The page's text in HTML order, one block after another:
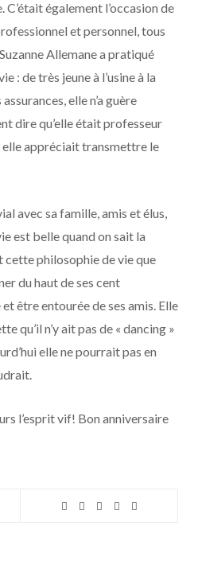
C’était également l’occasion de
et personnel, tous
Allemane a pratiqué
: de très jeune à l’usine à la
elle n’a guère
dire qu’elle était professeur
elle appréciait transmettre le
avec sa famille, amis et élus,
est belle quand on sait la
cette philosophie de vie que
du haut de ses cent
être entourée de ses amis. Elle
qu’il n’y ait pas de « dancing »
elle ne pourrait pas en
l’esprit vif! Bon anniversaire